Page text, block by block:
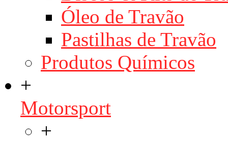
Óleo de Travão
Pastilhas de Travão
Produtos Químicos
+
Motorsport
+